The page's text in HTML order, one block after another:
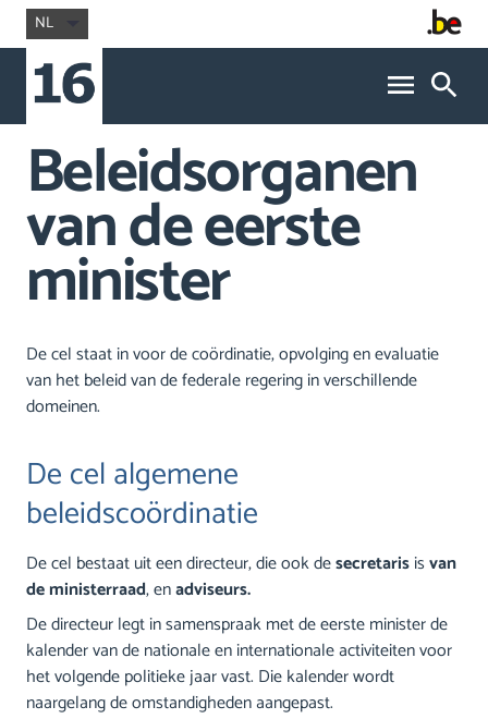
NL
Beleidsorganen
van de eerste
minister
De cel staat in voor de coördinatie, opvolging en evaluatie
van het beleid van de federale regering in verschillende
domeinen.
De cel algemene
beleidscoördinatie
De cel bestaat uit een directeur, die ook desecretarisisvan
de ministerraad, enadviseurs.
De directeur legt in samenspraak met de eerste minister de
kalender van de nationale en internationale activiteiten voor
het volgende politieke jaar vast. Die kalender wordt
naargelang de omstandigheden aangepast.